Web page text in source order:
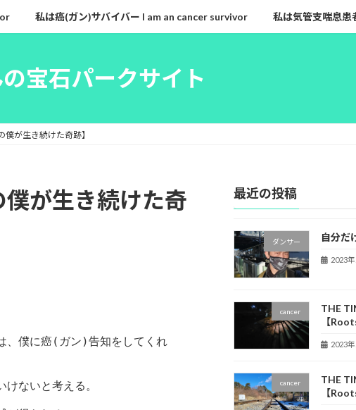
私は癌(ガン)サバイバー I am an cancer survivor 私は気管支喘息
宝石パークサイト
が生き続けた奇跡】
が生き続けた奇
、僕に癌(ガン)告知をしてくれ
ないと考える。
最近の投稿
ダンサー 自分だ
2023
cancer
THE
【
2023
cancer
THE
【